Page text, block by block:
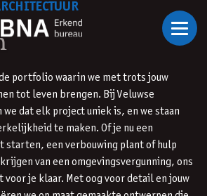
portfolio waarin we met trots jouw
tot leven brengen. Bij Veluwse
dat elk project uniek is, en we staan
te maken. Of je nu een
starten, een verbouwing plant of hulp
van een omgevingsvergunning, ons
voor je klaar. Met oog voor detail en jouw